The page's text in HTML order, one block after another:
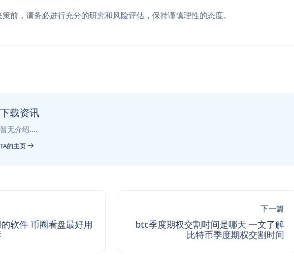
前，请务必进行充分的研究和风险评估，保持谨慎理性的态度。
下载资讯
暂无介绍....
TA的主页
软件 币圈看盘最好用
下一篇
btc季度期权交割时间是哪天 一文了解
比特币季度期权交割时间